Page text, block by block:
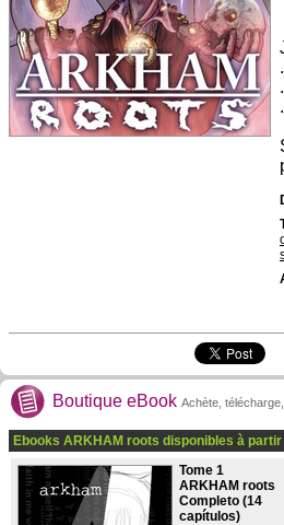
Boutique eBook Achète,
Ebooks ARKHAM roots disponibles à partir
Tome 1
ARKHAM roots
Completo (14
capítulos)